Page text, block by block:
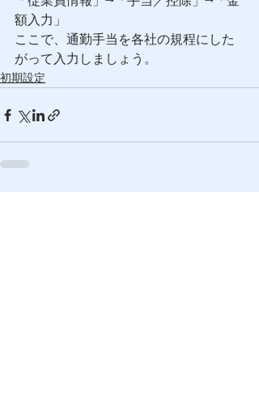
額入力」
ここで、通勤手当を各社の規程にした
がって入力しましょう。
初期設定